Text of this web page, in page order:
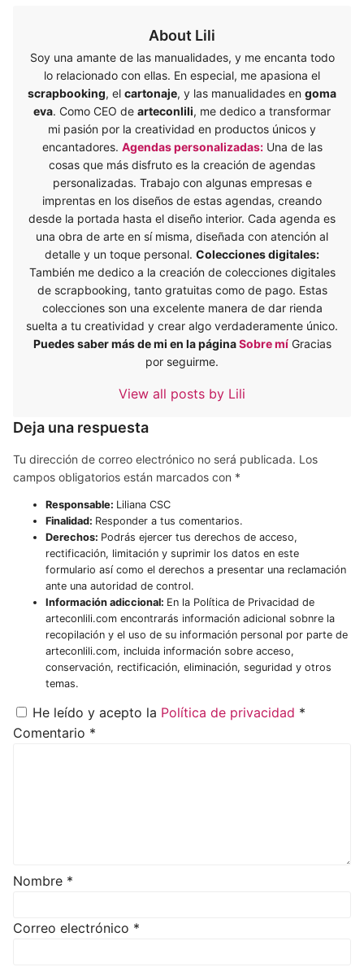
About Lili
Soy una amante de las manualidades, y me encanta todo
lo relacionado con ellas. En especial, me apasiona el
scrapbooking, el cartonaje, y las manualidades en goma
eva. Como CEO de arteconlili, me dedico a transformar
mi pasión por la creatividad en productos únicos y
encantadores. Agendas personalizadas:Una de las
cosas que más disfruto es la creación de agendas
personalizadas. Trabajo con algunas empresas e
imprentas en los diseños de estas agendas, creando
desde la portada hasta el diseño interior. Cada agenda es
una obra de arte en sí misma, diseñada con atención al
detalle y un toque personal. Colecciones digitales:
También me dedico a la creación de colecciones digitales
de scrapbooking, tanto gratuitas como de pago. Estas
colecciones son una excelente manera de dar rienda
suelta a tu creatividad y crear algo verdaderamente único.
Puedes saber más de mi en la páginaSobre míGracias
por seguirme.
View all posts by Lili
Deja una respuesta
Tu dirección de correo electrónico no será publicada. Los
campos obligatorios están marcados con *
Comentario *
Nombre *
Correo electrónico *
Responsable: Liliana CSC
Finalidad: Responder a tus comentarios.
Derechos: Podrás ejercer tus derechos de acceso,
rectificación, limitación y suprimir los datos en este
formulario así como el derechos a presentar una reclamación
ante una autoridad de control.
Información adiccional: En la Política de Privacidad de
arteconlili.com encontrarás información adicional sobnre la
recopilación y el uso de su información personal por parte de
arteconlili.com, incluida información sobre acceso,
conservación, rectificación, eliminación, seguridad y otros
temas.
He leído y acepto la Política de privacidad *